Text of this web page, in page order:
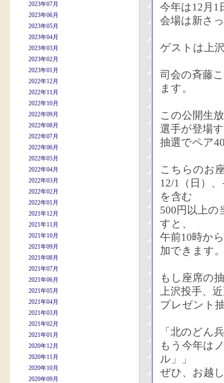
2023年07月
2023年06月
2023年05月
2023年04月
2023年03月
2023年02月
2023年01月
2022年12月
2022年11月
2022年10月
2022年09月
2022年08月
2022年07月
2022年06月
2022年05月
2022年04月
2022年03月
2022年02月
2022年01月
2021年12月
2021年11月
2021年10月
2021年09月
2021年08月
2021年07月
2021年06月
2021年05月
2021年04月
2021年03月
2021年02月
2021年01月
2020年12月
2020年11月
2020年10月
2020年09月
今年は12月1
会場は新さ
ゲストは上
司会の斉藤
ます。
この公開生
選手が登場
抽選でペア
こちらのお
12/1（日）
を含む
500円以上
すと、
午前10時か
加できます
もし座席の
上沢投手、
プレゼント
「北のど
もう今年は
ル」」
ぜひ、お越